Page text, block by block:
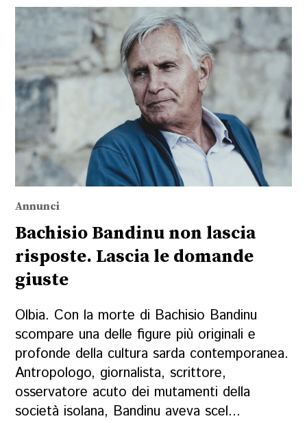
Annunci
Bachisio Bandinu non lascia
risposte. Lascia le domande
giuste
Olbia. Con la morte di Bachisio Bandinu
scompare una delle figure più originali e
profonde della cultura sarda contemporanea.
Antropologo, giornalista, scrittore,
osservatore acuto dei mutamenti della
società isolana, Bandinu aveva scel...